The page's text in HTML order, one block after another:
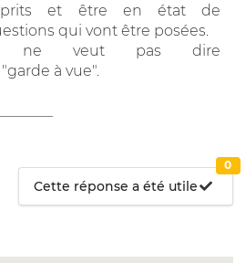
et être en état de
qui vont être posées.
ne veut pas dire
à vue".
Cette réponse a été utile
0